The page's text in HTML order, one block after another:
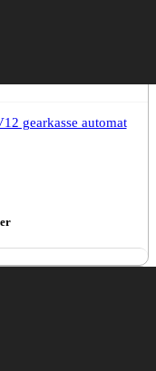
gearkasse automat